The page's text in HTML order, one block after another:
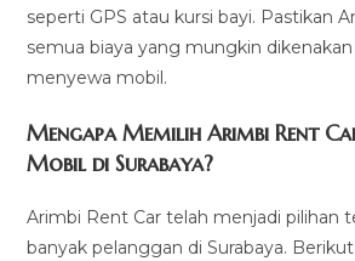
seperti GPS atau kursi bayi. Pastikan
semua biaya yang mungkin
menyewa mobil.
Mengapa Memilih Arimbi Rent
Mobil di Surabaya?
Arimbi Rent Car telah menjadi pilihan
banyak pelanggan di Surabaya.